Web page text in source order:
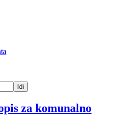
Idi
za komunalno